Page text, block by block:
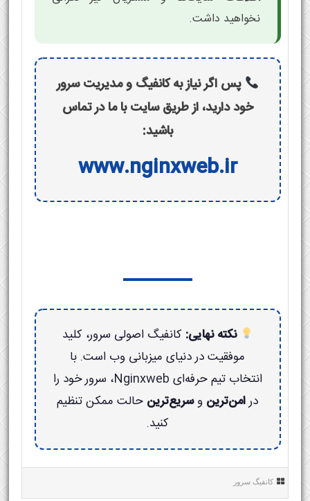
نخواهید داشت.
پس اگر نیاز به کانفیگ و مدیریت سرور
خود دارید، از طریق سایت با ما در تماس
باشید:
www.nginxweb.ir
نکته نهایی: کانفیگ اصولی سرور، کلید
موفقیت در دنیای میزبانی وب است. با
انتخاب تیم حرفه‌ای Nginxweb، سرور خود را
درامن‌ترین وسریع‌ترین حالت ممکن تنظیم
کنید.
کانفیگ سرور